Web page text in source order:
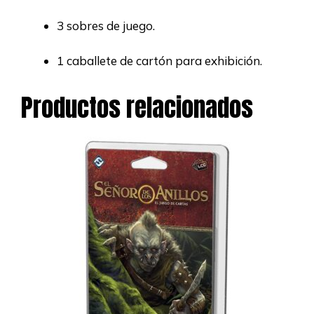
3 sobres de juego.
1 caballete de cartón para exhibición.
Productos relacionados